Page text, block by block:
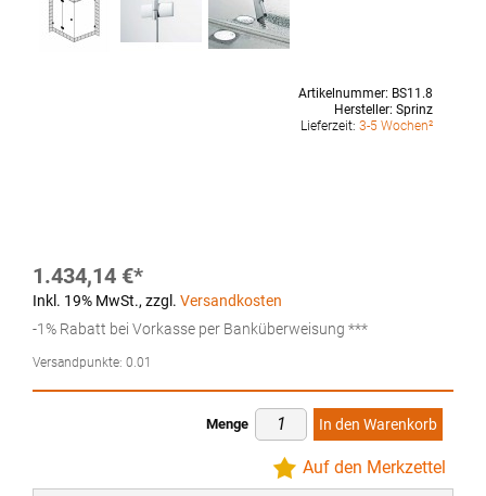
Artikelnummer: BS11.8
Hersteller: Sprinz
Lieferzeit: 3-5 Wochen²
1.434,14 €
Inkl. 19% MwSt., zzgl. Versandkosten
-1% Rabatt bei Vorkasse per Banküberweisung ***
Versandpunkte: 0.01
Menge In den Warenkorb
Auf den Merkzettel